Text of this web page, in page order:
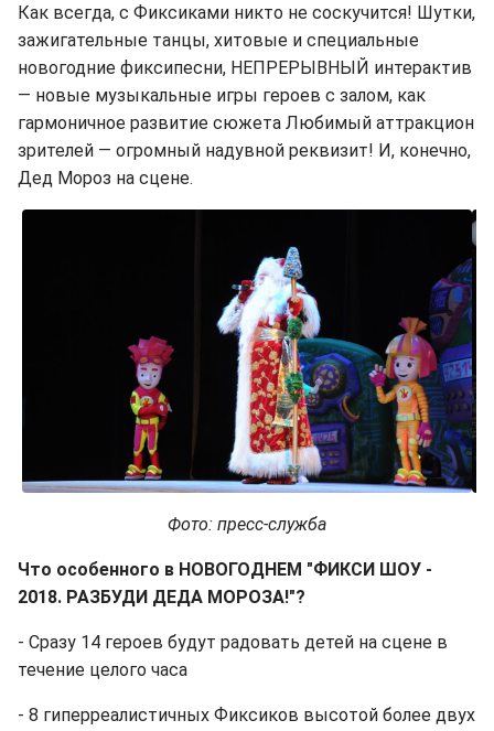
Как всегда, с Фиксиками никто не соскучится! Шутки,
зажигательные танцы, хитовые и специальные
новогодние фиксипесни, НЕПРЕРЫВНЫЙ интерактив
— новые музыкальные игры героев с залом, как
гармоничное развитие сюжета Любимый аттракцион
зрителей — огромный надувной реквизит! И, конечно,
Дед Мороз на сцене.
Фото: пресс-служба
Что особенного в НОВОГОДНЕМ "ФИКСИ ШОУ -
2018. РАЗБУДИ ДЕДА МОРОЗА!"?
- Сразу 14 героев будут радовать детей на сцене в
течение целого часа
- 8 гиперреалистичных Фиксиков высотой более двух